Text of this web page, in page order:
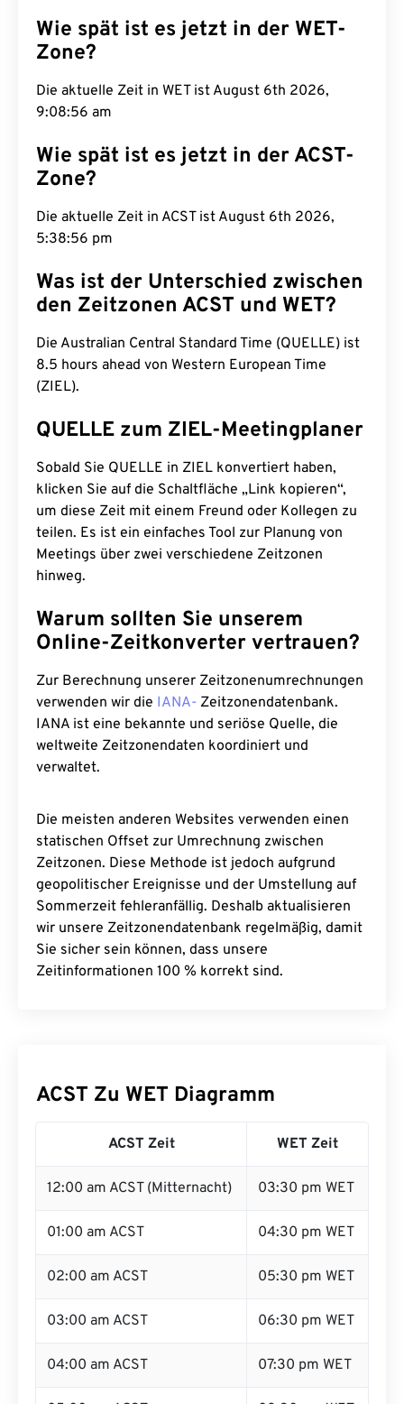
Wie spät ist es jetzt in der WET-
Zone?
Die aktuelle Zeit in WET ist August 6th 2026,
9:08:57 am
Wie spät ist es jetzt in der ACST-
Zone?
Die aktuelle Zeit in ACST ist August 6th 2026,
5:38:57 pm
Was ist der Unterschied zwischen
den Zeitzonen ACST und WET?
Die Australian Central Standard Time (QUELLE) ist
8.5 hours ahead von Western European Time
(ZIEL).
QUELLE zum ZIEL-Meetingplaner
Sobald Sie QUELLE in ZIEL konvertiert haben,
klicken Sie auf die Schaltfläche „Link kopieren“,
um diese Zeit mit einem Freund oder Kollegen zu
teilen. Es ist ein einfaches Tool zur Planung von
Meetings über zwei verschiedene Zeitzonen
hinweg.
Warum sollten Sie unserem
Online-Zeitkonverter vertrauen?
Zur Berechnung unserer Zeitzonenumrechnungen
verwenden wir die IANA- Zeitzonendatenbank.
IANA ist eine bekannte und seriöse Quelle, die
weltweite Zeitzonendaten koordiniert und
verwaltet.
Die meisten anderen Websites verwenden einen
statischen Offset zur Umrechnung zwischen
Zeitzonen. Diese Methode ist jedoch aufgrund
geopolitischer Ereignisse und der Umstellung auf
Sommerzeit fehleranfällig. Deshalb aktualisieren
wir unsere Zeitzonendatenbank regelmäßig, damit
Sie sicher sein können, dass unsere
Zeitinformationen 100 % korrekt sind.
ACST Zu WET Diagramm
ACST Zeit WET Zeit
12:00 am ACST (Mitternacht) 03:30 pm WET
01:00 am ACST 04:30 pm WET
02:00 am ACST 05:30 pm WET
03:00 am ACST 06:30 pm WET
04:00 am ACST 07:30 pm WET